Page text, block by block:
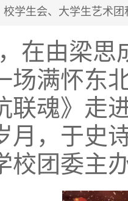
校学生会、大学生艺术
在由梁
场满怀东
联魂》走
月，于史
校团委主